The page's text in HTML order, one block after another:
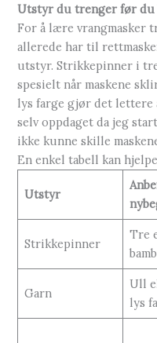
Utstyr du trenger før du
For å lære vrangmasker
allerede har til
utstyr. Strikkepinner i
spesielt når maskene
lys farge gjør det lettere
selv oppdaget da jeg
ikke kunne skille
En enkel tabell kan
Utstyr
Strikkepinner
Tre
Garn
Ull
lys